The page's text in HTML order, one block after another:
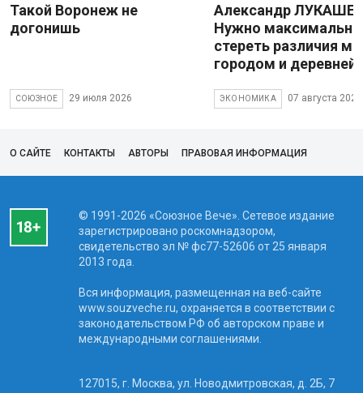
Такой Воронеж не
догонишь
СОЮЗНОЕ 29 июля 2026
Александр
Нужно максимально
стереть различия
городом и деревней
ЭКОНОМИКА 07 августа 2026
О САЙТЕ КОНТАКТЫ АВТОРЫ ПРАВОВАЯ ИНФОРМАЦИЯ
© 1991-2026 «Союзное Вече». Сетевое издание
зарегистрировано роскомнадзором,
свидетельство эл № фc77-52606 от 25 января
2013 года.
Вся информация, размещенная на веб-сайте
www.souzveche.ru, охраняется в соответствии с
законодательством РФ об авторском праве и
международными соглашениями.
127015, г. Москва, ул. Новодмитровская, д. 2Б, 7